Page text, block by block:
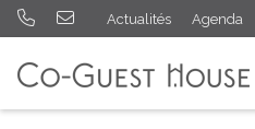
Actualités Agenda